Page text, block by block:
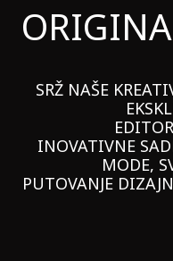
SRŽ NAŠE
INOVATIVNE
MODE,
PUTOVANJE